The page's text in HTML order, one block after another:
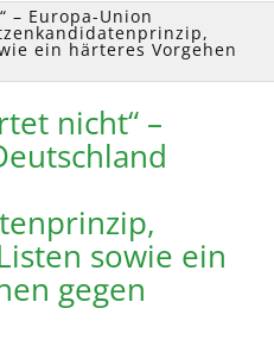
– Europa-Union
ein härteres Vorgehen
nicht“ –
sowie ein
gegen